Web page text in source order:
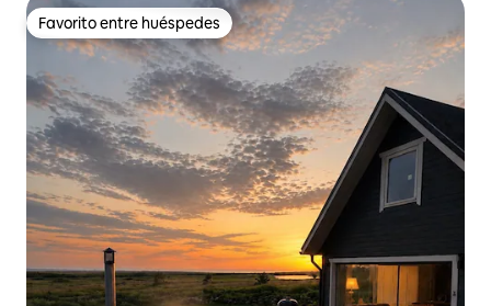
Favorito entre huéspedes
Favorito entre huéspedes